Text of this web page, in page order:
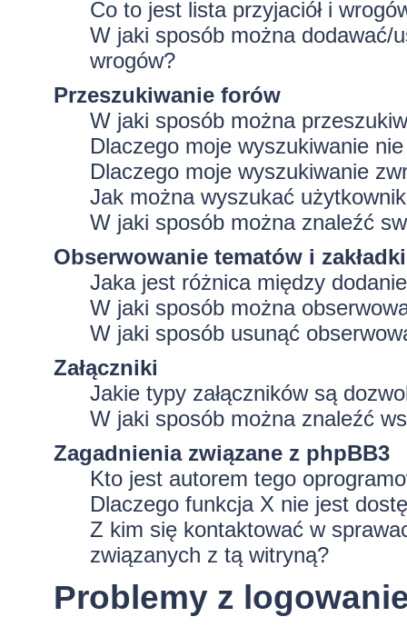
Co to jest lista przyjaciół i
W jaki sposób można dodawać/
wrogów?
Przeszukiwanie forów
W jaki sposób można
Dlaczego moje wyszukiwanie
Dlaczego moje wyszukiwanie
Jak można wyszukać
W jaki sposób można znaleźć
Obserwowanie tematów i zakładki
Jaka jest różnica między
W jaki sposób można
W jaki sposób usunąć
Załączniki
Jakie typy załączników są
W jaki sposób można znaleźć
Zagadnienia związane z phpBB3
Kto jest autorem tego
Dlaczego funkcja X nie jest
Z kim się kontaktować w
związanych z tą witryną?
Problemy z